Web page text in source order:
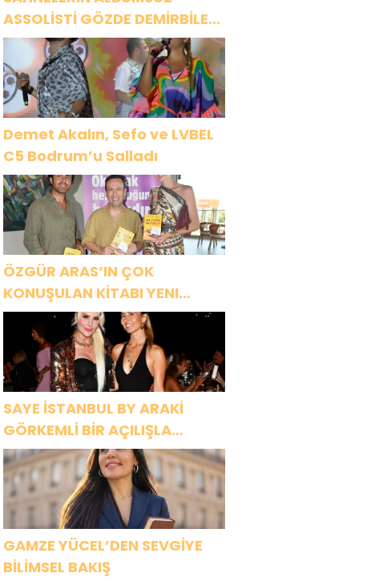
ASSOLİSTİ GÖZDE DEMİRBİLEK,
NR1 MAGAZİN’DE: “SON
ASSOLİST OLARAK VAR
OLACAĞIM!”
Demet Akalın, Sefo ve LVBEL
C5 Bodrum’u Salladı
ÖZGÜR ARAS’IN ÇOK
KONUŞULAN KİTABI YENI
BASKISINI TITANIC LUXURY
COLLECTION BODRUM’DA
KUTLADI
SAYE İSTANBUL BY ARAKİ
GÖRKEMLİ BİR AÇILIŞLA
KAPILARINI AÇTI!
GAMZE YÜCEL’DEN SEVGİYE
BİLİMSEL BAKIŞ